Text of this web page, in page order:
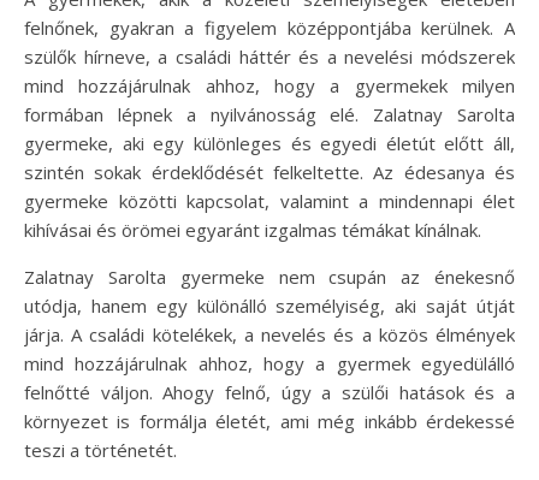
felnőnek, gyakran a figyelem középpontjába kerülnek. A
szülők hírneve, a családi háttér és a nevelési módszerek
mind hozzájárulnak ahhoz, hogy a gyermekek milyen
formában lépnek a nyilvánosság elé. Zalatnay Sarolta
gyermeke, aki egy különleges és egyedi életút előtt áll,
szintén sokak érdeklődését felkeltette. Az édesanya és
gyermeke közötti kapcsolat, valamint a mindennapi élet
kihívásai és örömei egyaránt izgalmas témákat kínálnak.
Zalatnay Sarolta gyermeke nem csupán az énekesnő
utódja, hanem egy különálló személyiség, aki saját útját
járja. A családi kötelékek, a nevelés és a közös élmények
mind hozzájárulnak ahhoz, hogy a gyermek egyedülálló
felnőtté váljon. Ahogy felnő, úgy a szülői hatások és a
környezet is formálja életét, ami még inkább érdekessé
teszi a történetét.